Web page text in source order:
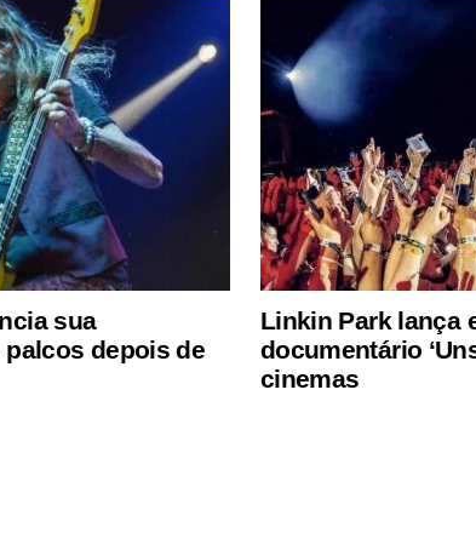
sua
depois de
Linkin Park lança
documentário
cinemas